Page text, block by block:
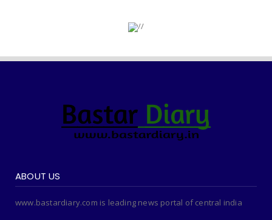
ABOUT US
www.bastardiary.com is leading news portal of central india